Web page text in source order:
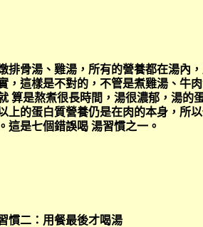
骨湯、雞湯，所有的營養都在湯內，
，這樣是不對的，不管是煮雞湯、牛
算是熬煮很長時間，湯很濃郁，湯的
上的蛋白質營養仍是在肉的本身，所
這是七個錯誤喝 湯習慣之一。
慣二：用餐最後才喝湯